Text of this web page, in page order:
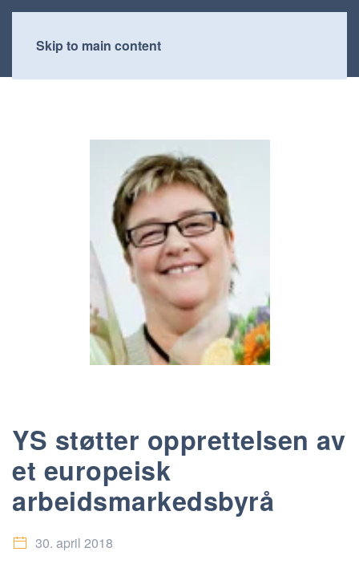
Skip to main content
YS støtter opprettelsen av
et europeisk
arbeidsmarkedsbyrå
30. april 2018